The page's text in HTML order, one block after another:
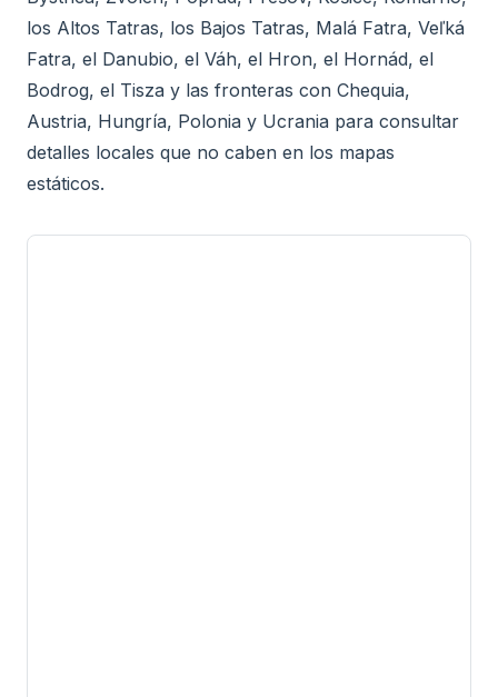
los Altos Tatras, los Bajos Tatras, Malá Fatra, Veľká
Fatra, el Danubio, el Váh, el Hron, el Hornád, el
Bodrog, el Tisza y las fronteras con Chequia,
Austria, Hungría, Polonia y Ucrania para consultar
detalles locales que no caben en los mapas
estáticos.